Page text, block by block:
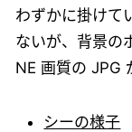
わずかに掛けて
ないが、背景の
NE 画質の JPG
シーの様子